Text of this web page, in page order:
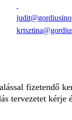
fizetendő
tervezetet kérje